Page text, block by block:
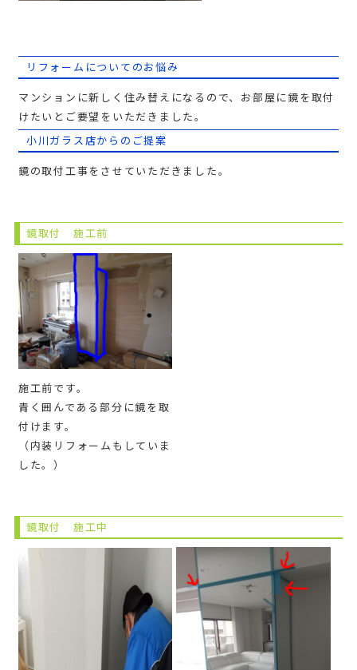
リフォームについてのお悩み
マンションに新しく住み替えになるので、お部屋に鏡を取付
けたいとご要望をいただきました。
小川ガラス店からのご提案
鏡の取付工事をさせていただきました。
鏡取付 施工前
施工前です。
青く囲んである部分に鏡を取
付けます。
（内装リフォームもしていま
した。）
鏡取付 施工中